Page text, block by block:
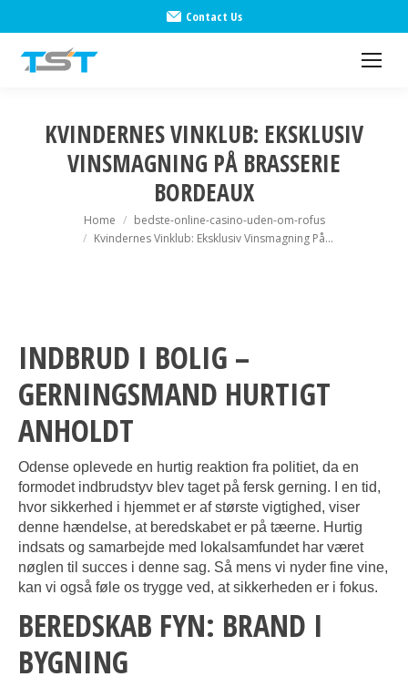
Contact Us
KVINDERNES VINKLUB: EKSKLUSIV
VINSMAGNING PÅ BRASSERIE
BORDEAUX
You are here:
Home
bedste-online-casino-uden-om-rofus
Kvindernes Vinklub: Eksklusiv Vinsmagning På…
INDBRUD I BOLIG –
GERNINGSMAND HURTIGT
ANHOLDT
Odense oplevede en hurtig reaktion fra politiet, da en
formodet indbrudstyv blev taget på fersk gerning. I en tid,
hvor sikkerhed i hjemmet er af største vigtighed, viser
denne hændelse, at beredskabet er på tæerne. Hurtig
indsats og samarbejde med lokalsamfundet har været
nøglen til succes i denne sag. Så mens vi nyder fine vine,
kan vi også føle os trygge ved, at sikkerheden er i fokus.
BEREDSKAB FYN: BRAND I
BYGNING